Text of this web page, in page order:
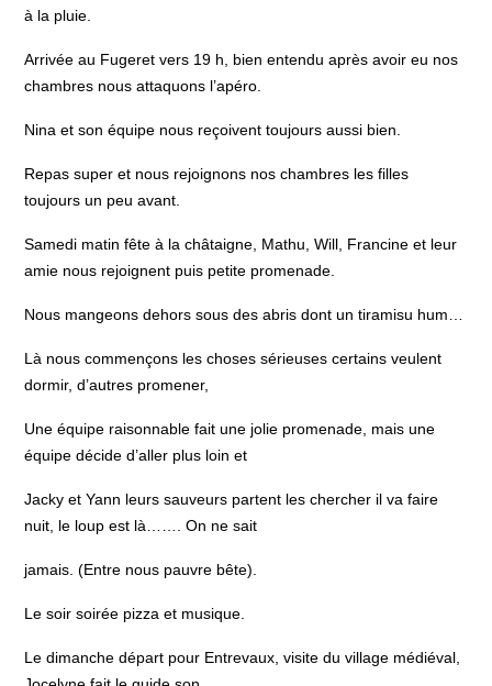
à la pluie.
Arrivée au Fugeret vers 19 h, bien entendu après avoir eu nos
chambres nous attaquons l’apéro.
Nina et son équipe nous reçoivent toujours aussi bien.
Repas super et nous rejoignons nos chambres les filles
toujours un peu avant.
Samedi matin fête à la châtaigne, Mathu, Will, Francine et leur
amie nous rejoignent puis petite promenade.
Nous mangeons dehors sous des abris dont un tiramisu hum…
Là nous commençons les choses sérieuses certains veulent
dormir, d’autres promener,
Une équipe raisonnable fait une jolie promenade, mais une
équipe décide d’aller plus loin et
Jacky et Yann leurs sauveurs partent les chercher il va faire
nuit, le loup est là……. On ne sait
jamais. (Entre nous pauvre bête).
Le soir soirée pizza et musique.
Le dimanche départ pour Entrevaux, visite du village médiéval,